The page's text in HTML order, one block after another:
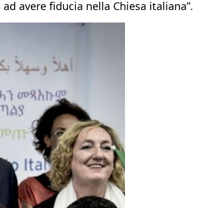
avere fiducia nella Chiesa italiana”.